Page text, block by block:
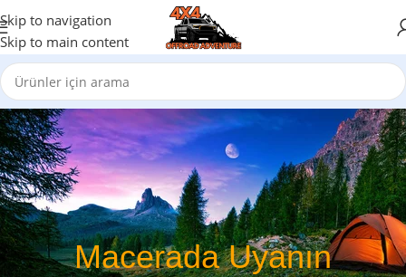
Skip to navigation
Skip to main content
Macerada Uyanın